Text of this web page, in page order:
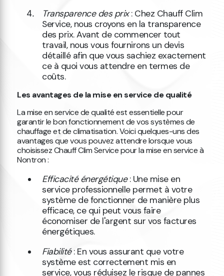
Transparence des prix: Chez Chauff Clim
Service, nous croyons en la transparence
des prix. Avant de commencer tout
travail, nous vous fournirons un devis
détaillé afin que vous sachiez exactement
ce à quoi vous attendre en termes de
coûts.
Les avantages de la mise en service de qualité
La mise en service de qualité est essentielle pour
garantir le bon fonctionnement de vos systèmes de
chauffage et de climatisation. Voici quelques-uns des
avantages que vous pouvez attendre lorsque vous
choisissez Chauff Clim Service pour la mise en service à
Nontron :
Efficacité énergétique: Une mise en
service professionnelle permet à votre
système de fonctionner de manière plus
efficace, ce qui peut vous faire
économiser de l'argent sur vos factures
énergétiques.
Fiabilité: En vous assurant que votre
système est correctement mis en
service, vous réduisez le risque de pannes